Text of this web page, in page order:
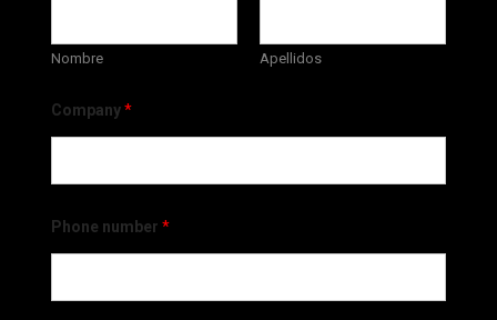
Nombre Apellidos
Company*
Phone number *